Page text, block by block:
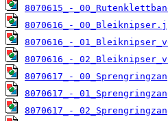
8070615_-
8070616_-
8070616_-
8070616_-
8070617_-
8070617_-
8070617_-